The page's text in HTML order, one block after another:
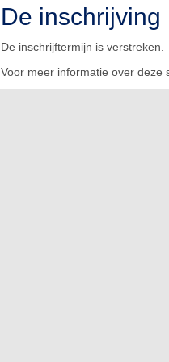
De inschrijving
De inschrijftermijn is verstreken.
Voor meer informatie over deze